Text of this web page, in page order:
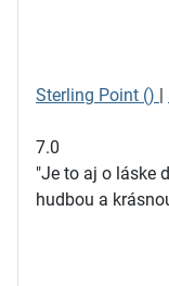
Sterling Point ()
7.0
"Je to aj o láske
hudbou a